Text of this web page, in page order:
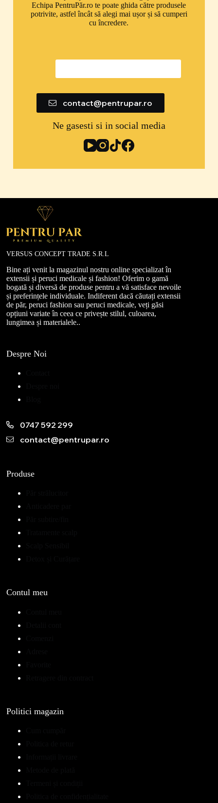
Echipa PentruPăr.ro te poate ghida către produsele
potrivite, astfel încât să alegi mai ușor și să cumperi
cu încredere.
contact@pentrupar.ro
Ne gasesti si in social media
VERSUS CONCEPT TRADE S.R.L
Bine ați venit la magazinul nostru online specializat în
extensii și peruci medicale și fashion! Oferim o gamă
bogată și diversă de produse pentru a vă satisface nevoile
și preferințele individuale. Indiferent dacă căutați extensii
de păr, peruci fashion sau peruci medicale, veți găsi
opțiuni variate în ceea ce privește stilul, culoarea,
lungimea și materialele..
Despre Noi
0747 592 299
contact@pentrupar.ro
Produse
Contul meu
Politici magazin